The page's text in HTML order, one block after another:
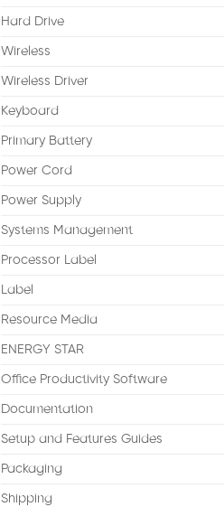
Hard Drive
Wireless
Wireless Driver
Keyboard
Primary Battery
Power Cord
Power Supply
Systems Management
Processor Label
Label
Resource Media
ENERGY STAR
Office Productivity Software
Documentation
Setup and Features Guides
Packaging
Shipping